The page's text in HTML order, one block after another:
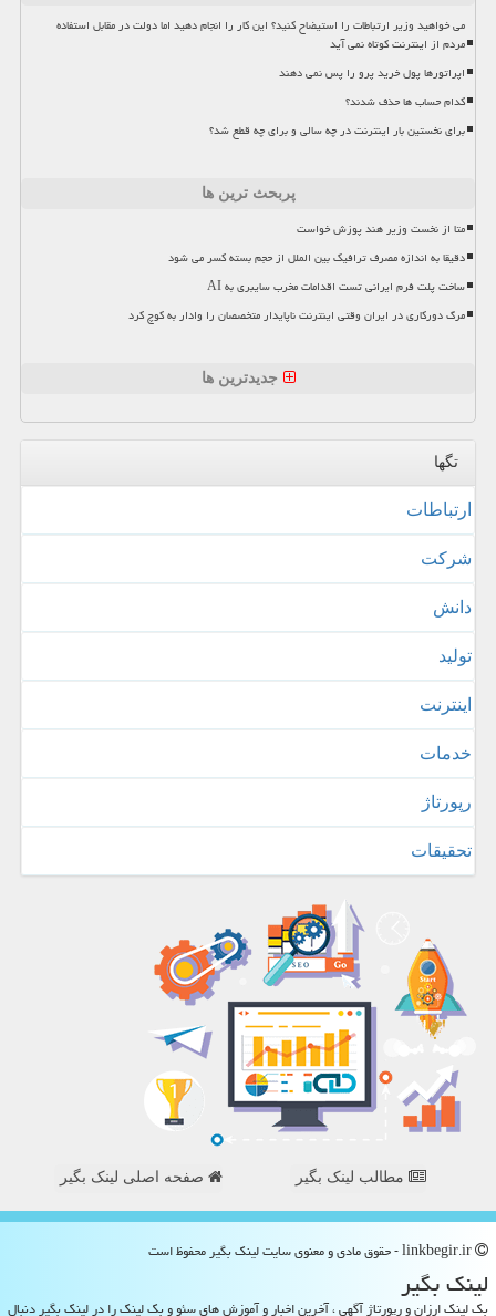
می خواهید وزیر ارتباطات را استیضاح کنید؟ این کار را انجام دهید اما دولت در مقابل استفاده
مردم از اینترنت کوتاه نمی آید
اپراتورها پول خرید پرو را پس نمی دهند
کدام حساب ها حذف شدند؟
برای نخستین بار اینترنت در چه سالی و برای چه قطع شد؟
پربحث ترین ها
متا از نخست وزیر هند پوزش خواست
دقیقا به اندازه مصرف ترافیک بین الملل از حجم بسته کسر می شود
ساخت پلت فرم ایرانی تست اقدامات مخرب سایبری به AI
مرگ دورکاری در ایران وقتی اینترنت ناپایدار متخصصان را وادار به کوچ کرد
جدیدترین ها
تگها
ارتباطات
شركت
دانش
تولید
اینترنت
خدمات
رپورتاژ
تحقیقات
مطالب لینک بگیر صفحه اصلی لینک بگیر
لینك بگیر
بک لینک ارزان و رپورتاژ آگهی ، آخرین اخبار و آموزش های سئو و بک لینک را در لینک بگیر دنبال